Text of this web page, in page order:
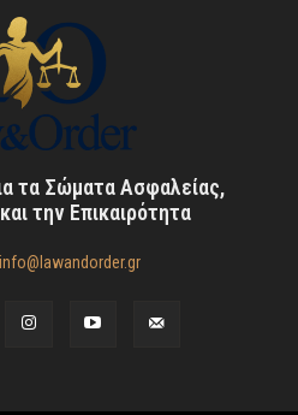
τα Σώματα Ασφαλείας,
την Επικαιρότητα
info@lawandorder.gr